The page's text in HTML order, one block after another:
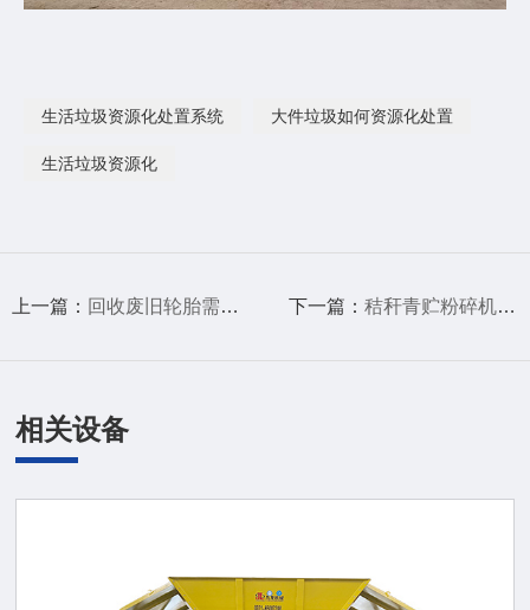
生活垃圾资源化处置系统 大件垃圾如何资源化处置
生活垃圾资源化
上一篇： 回收废旧轮胎需要用到九龙废旧轮胎处理设备 下一篇： 秸秆青贮粉碎机为畜牧业发展和生态保护提供了双重助力
相关设备